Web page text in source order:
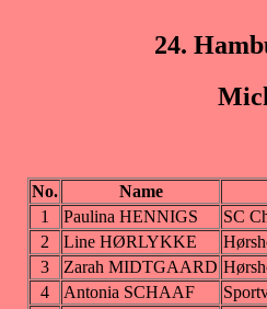
24.
No.
Name
1
Paulina HENNIGS
SC
2
Line HØRLYKKE
3
Zarah MIDTGAARD
4
Antonia SCHAAF